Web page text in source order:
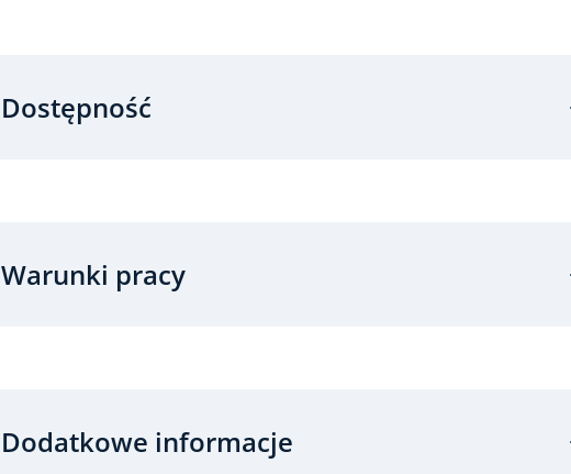
Dostępność
Warunki pracy
Dodatkowe informacje